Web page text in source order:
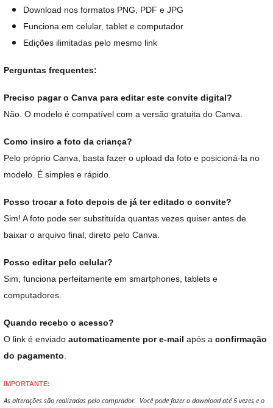
Download nos formatos PNG, PDF e JPG
Funciona em celular, tablet e computador
Edições ilimitadas pelo mesmo link
Perguntas frequentes:
Preciso pagar o Canva para editar este convite digital?
Não. O modelo é compatível com a versão gratuita do Canva.
Como insiro a foto da criança?
Pelo próprio Canva, basta fazer o upload da foto e posicioná-la no
modelo. É simples e rápido.
Posso trocar a foto depois de já ter editado o convite?
Sim! A foto pode ser substituída quantas vezes quiser antes de
baixar o arquivo final, direto pelo Canva.
Posso editar pelo celular?
Sim, funciona perfeitamente em smartphones, tablets e
computadores.
Quando recebo o acesso?
O link é enviado automaticamente por e-mail após a confirmação
do pagamento
IMPORTANTE:
As alterações são realizadas pelo comprador. Você pode fazer o download até 5 vezes e o